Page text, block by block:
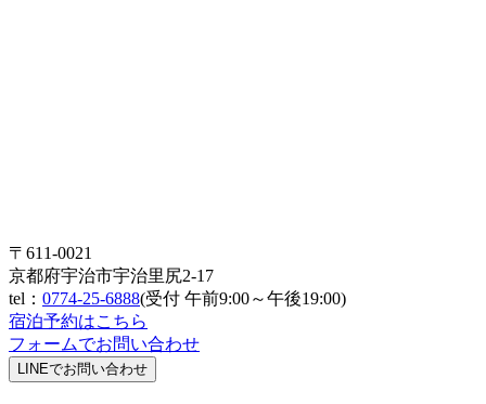
〒611-0021
京都府宇治市宇治里尻2-17
tel： 0774-25-6888(受付 午前9:00～午後19:00)
宿泊予約はこちら
フォームでお問い合わせ
LINEでお問い合わせ